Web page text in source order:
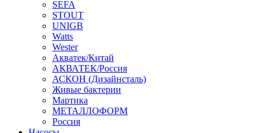
SEFA
STOUT
UNIGB
Watts
Wester
Акватек/Китай
АКВАТЕК/Россия
АСКОН (Дизайнсталь)
Живые бактерии
Мартика
МЕТАЛЛОФОРМ
Россия